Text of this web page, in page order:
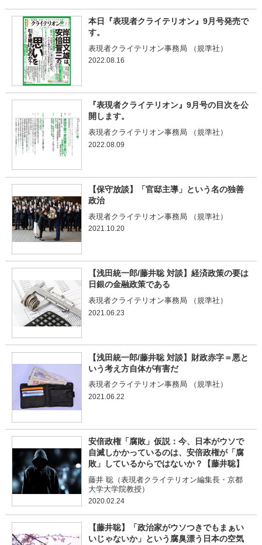
本日『表現者クライテリオン』9月号発売で
す。
表現者クライテリオン事務局 （規準社）
2022.08.16
『表現者クライテリオン』9月号の目次を公
開します。
表現者クライテリオン事務局 （規準社）
2022.08.09
【保守放談】「官邸主導」という名の独善
政治
表現者クライテリオン事務局 （規準社）
2021.10.20
【浅田統一郎/藤井聡 対談】経済政策の要は
日銀の金融政策である
表現者クライテリオン事務局 （規準社）
2021.06.23
【浅田統一郎/藤井聡 対談】財政赤字＝悪と
いう考え方自体が有害だ
表現者クライテリオン事務局 （規準社）
2021.06.22
安倍政権「腐敗」仮説：今、日本がウソで
自滅しかかっているのは、安倍政権が「腐
敗」しているからではないか？【藤井聡】
藤井 聡（表現者クライテリオン編集長・京都
大学大学院教授）
2020.02.24
【藤井聡】「政治家がウソつきでもまぁい
いじゃないか」という腐臭漂う日本の空気